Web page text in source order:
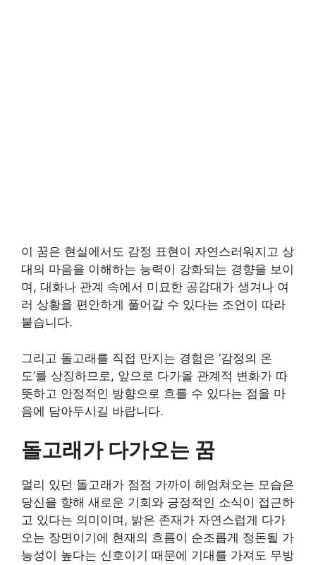
이 꿈은 현실에서도 감정 표현이 자연스러워지고 상
대의 마음을 이해하는 능력이 강화되는 경향을 보이
며, 대화나 관계 속에서 미묘한 공감대가 생겨나 여
러 상황을 편안하게 풀어갈 수 있다는 조언이 따라
붙습니다.
그리고 돌고래를 직접 만지는 경험은 ‘감정의 온
도’를 상징하므로, 앞으로 다가올 관계적 변화가 따
뜻하고 안정적인 방향으로 흐를 수 있다는 점을 마
음에 담아두시길 바랍니다.
돌고래가 다가오는 꿈
멀리 있던 돌고래가 점점 가까이 헤엄쳐오는 모습은
당신을 향해 새로운 기회와 긍정적인 소식이 접근하
고 있다는 의미이며, 밝은 존재가 자연스럽게 다가
오는 장면이기에 현재의 흐름이 순조롭게 정돈될 가
능성이 높다는 신호이기 때문에 기대를 가져도 무방